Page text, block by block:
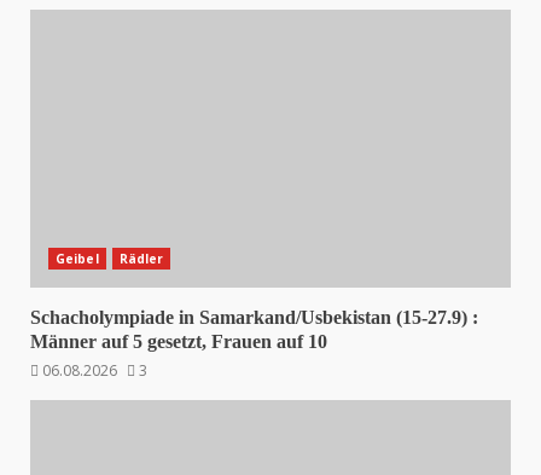
Geibel Rädler
Schacholympiade in Samarkand/Usbekistan (15-27.9) :
Männer auf 5 gesetzt, Frauen auf 10
06.08.2026
3